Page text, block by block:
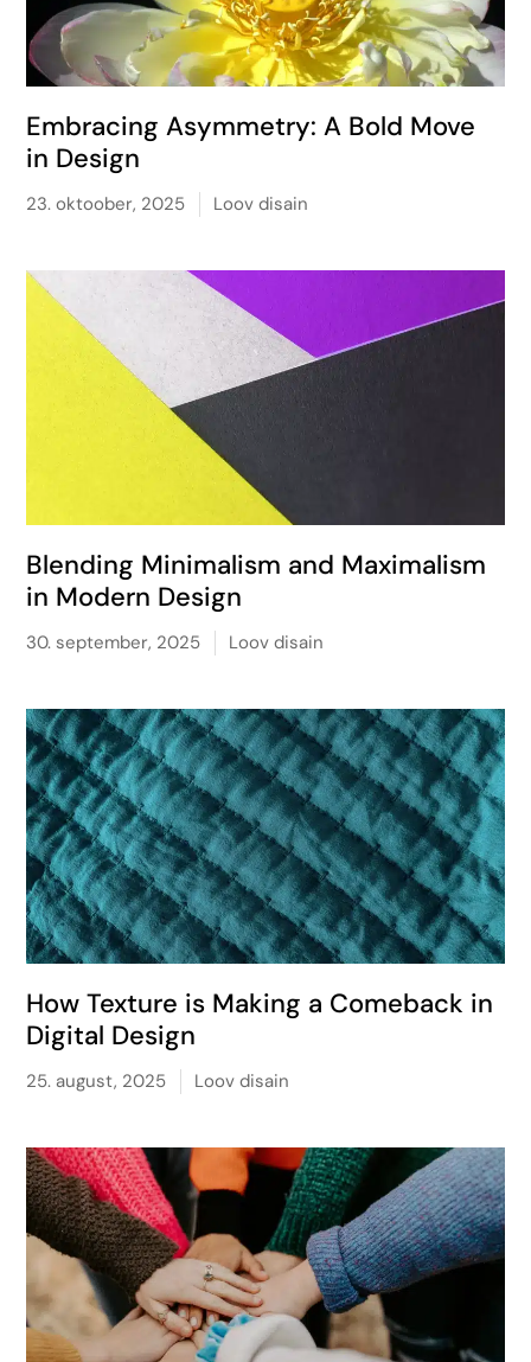
Embracing Asymmetry: A Bold Move
in Design
23. oktoober, 2025 Loov disain
Blending Minimalism and Maximalism
in Modern Design
30. september, 2025 Loov disain
How Texture is Making a Comeback in
Digital Design
25. august, 2025 Loov disain